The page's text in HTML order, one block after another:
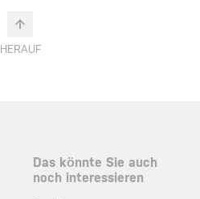
HERAUF
Das könnte Sie auch
noch interessieren